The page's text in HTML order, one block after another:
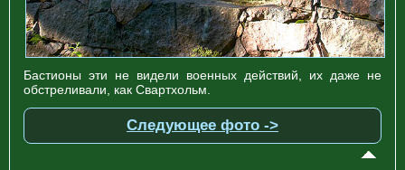
Бастионы эти не видели военных действий, их даже не
обстреливали, как Свартхольм.
Следующее фото ->